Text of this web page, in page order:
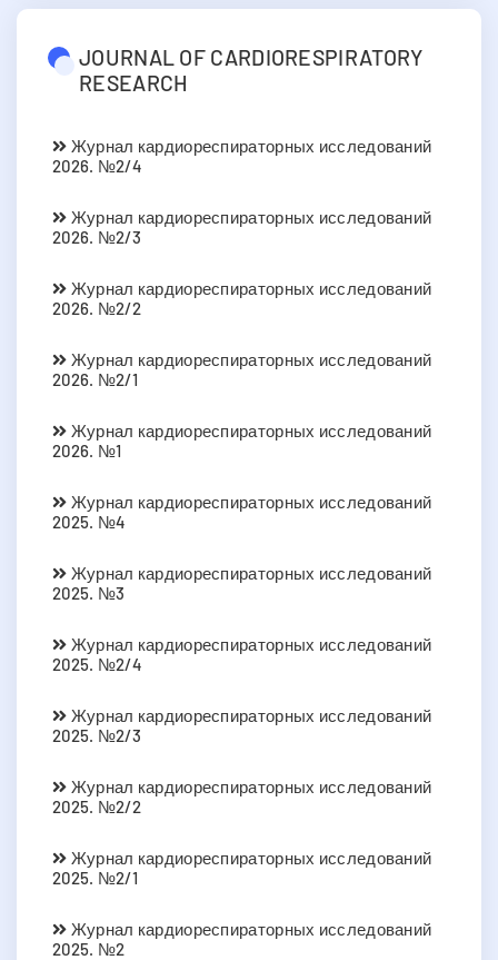
JOURNAL OF CARDIORESPIRATORY
RESEARCH
Журнал кардиореспираторных исследований
2026. №2/4
Журнал кардиореспираторных исследований
2026. №2/3
Журнал кардиореспираторных исследований
2026. №2/2
Журнал кардиореспираторных исследований
2026. №2/1
Журнал кардиореспираторных исследований
2026. №1
Журнал кардиореспираторных исследований
2025. №4
Журнал кардиореспираторных исследований
2025. №3
Журнал кардиореспираторных исследований
2025. №2/4
Журнал кардиореспираторных исследований
2025. №2/3
Журнал кардиореспираторных исследований
2025. №2/2
Журнал кардиореспираторных исследований
2025. №2/1
Журнал кардиореспираторных исследований
2025. №2